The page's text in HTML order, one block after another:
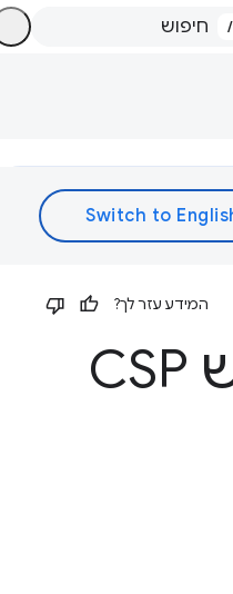
/
המידע עזר לך?
ל-API של מטפל התשלומים נדרש CSP